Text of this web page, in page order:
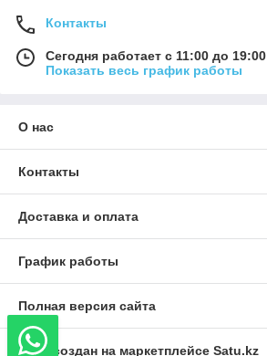
Контакты
Сегодня работает с 11:00 до 19:00
Показать весь график работы
О нас
Контакты
Доставка и оплата
График работы
Полная версия сайта
Сайт создан на маркетплейсе Satu.kz